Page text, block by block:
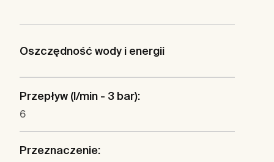
Oszczędność wody i energii
Przepływ (l/min - 3 bar):
6
Przeznaczenie: